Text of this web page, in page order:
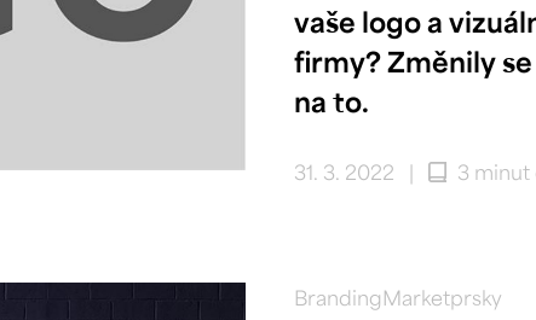
vaše logo a
firmy? Změnily
na to.
31. 3. 2022 | 3
BrandingMarketprsky